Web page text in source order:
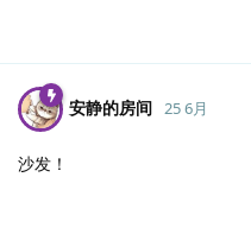
安静的房间 25 6月
沙发！